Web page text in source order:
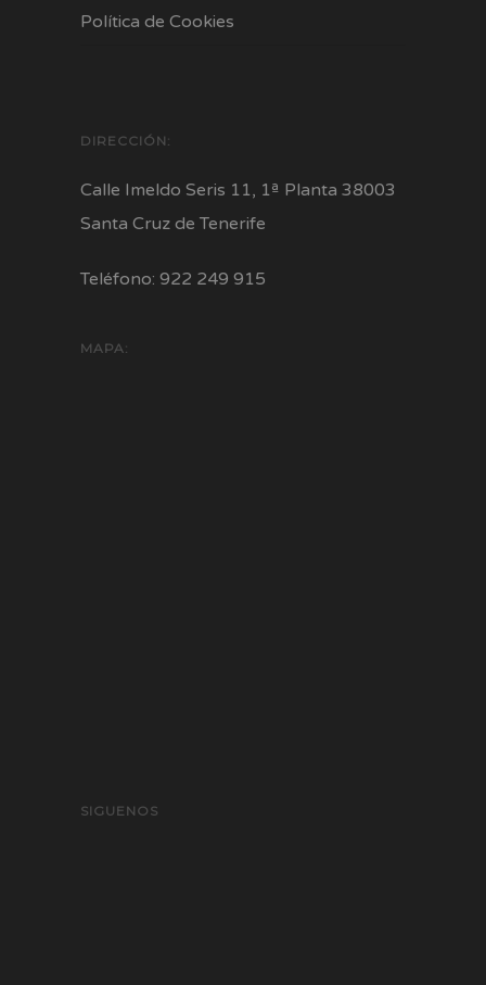
Política de Cookies
DIRECCIÓN:
Calle Imeldo Seris 11, 1ª Planta 38003
Santa Cruz de Tenerife
Teléfono: 922 249 915
MAPA:
SIGUENOS